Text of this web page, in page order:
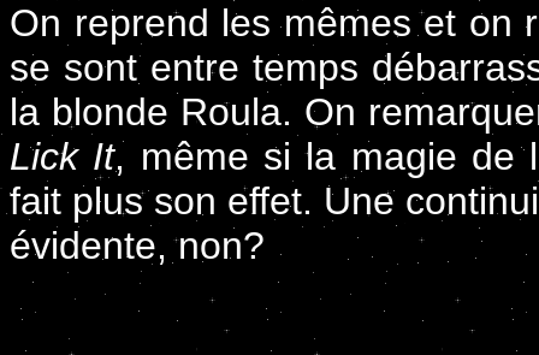
On reprend les mêmes et on
se sont entre temps
la blonde Roula. On
Lick It, même si la magie de
fait plus son effet. Une
évidente, non?